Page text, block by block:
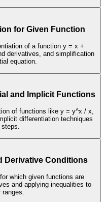
for Given Function
of a function y = x +
derivatives, and simplification
equation.
and Implicit Functions
of functions like y = y^x / x,
differentiation techniques
steps.
Derivative Conditions
which given functions are
and applying inequalities to